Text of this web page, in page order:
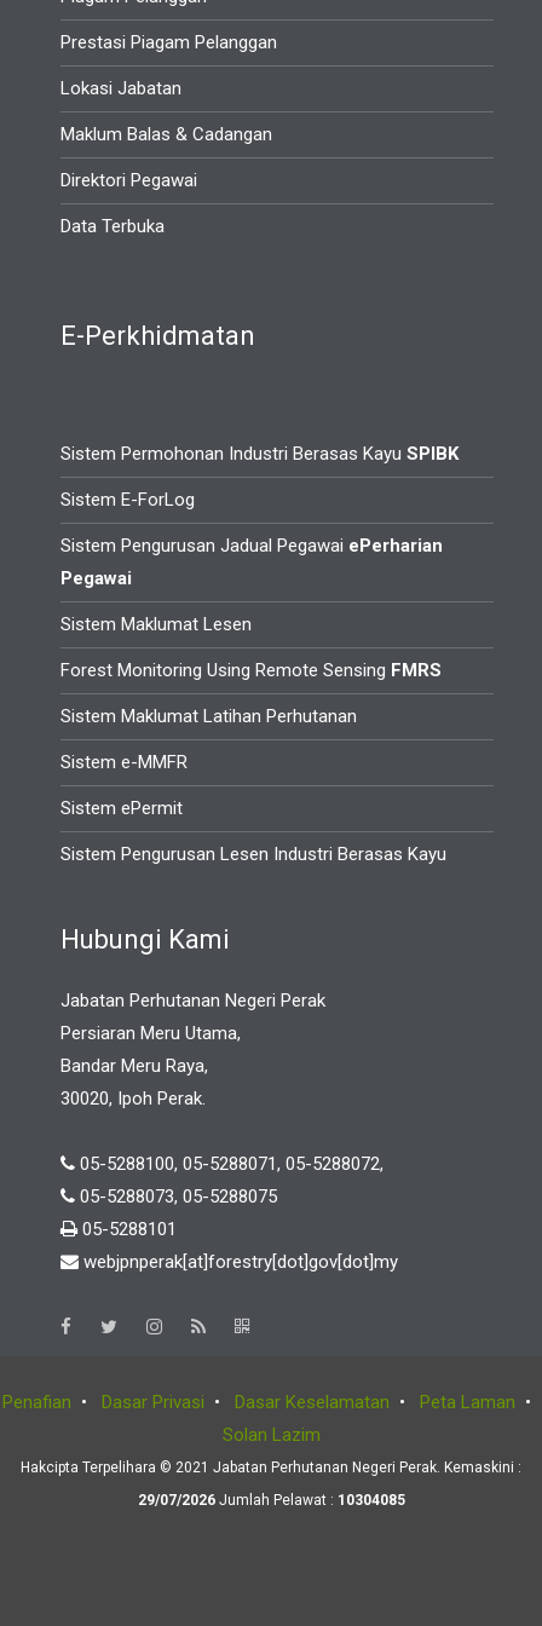
Prestasi Piagam Pelanggan
Lokasi Jabatan
Maklum Balas & Cadangan
Direktori Pegawai
Data Terbuka
E-Perkhidmatan
Sistem Permohonan Industri Berasas Kayu SPIBK
Sistem E-ForLog
Sistem Pengurusan Jadual Pegawai ePerharian
Pegawai
Sistem Maklumat Lesen
Forest Monitoring Using Remote Sensing FMRS
Sistem Maklumat Latihan Perhutanan
Sistem e-MMFR
Sistem ePermit
Sistem Pengurusan Lesen Industri Berasas Kayu
Hubungi Kami
Jabatan Perhutanan Negeri Perak
Persiaran Meru Utama,
Bandar Meru Raya,
30020, Ipoh Perak.
05-5288100, 05-5288071, 05-5288072,
05-5288073, 05-5288075
05-5288101
webjpnperak[at]forestry[dot]gov[dot]my
Penafian • Dasar Privasi • Dasar Keselamatan • Peta Laman •
Solan Lazim
Hakcipta Terpelihara © 2021 Jabatan Perhutanan Negeri Perak. Kemaskini :
29/07/2026Jumlah Pelawat : 10304085